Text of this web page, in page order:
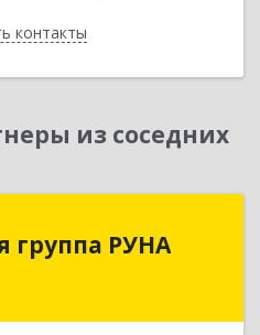
контакты
из соседних
группа РУНА
ул, дом №